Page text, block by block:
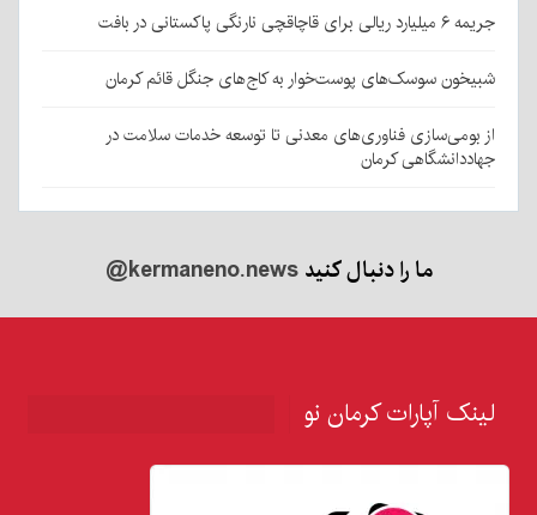
جریمه ۶ میلیارد ریالی برای قاچاقچی نارنگی پاکستانی در بافت
شبیخون سوسک‌های پوست‌خوار به کاج‌های جنگل قائم کرمان
از بومی‌سازی فناوری‌های معدنی تا توسعه خدمات سلامت در
جهاددانشگاهی کرمان
ما را دنبال کنید@kermaneno.news
لینک آپارات کرمان نو